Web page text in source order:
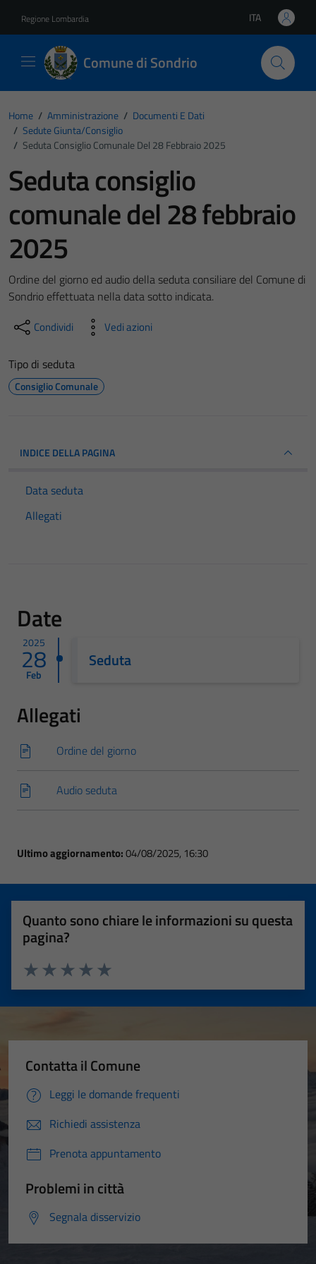
Regione Lombardia Lingua attiva:
ITA
Comune di Sondrio
Home / Amministrazione / Documenti E Dati
/ Sedute Giunta/consiglio
/ Seduta Consiglio Comunale Del 28 Febbraio 2025
Seduta consiglio
comunale del 28 febbraio
2025
Ordine del giorno ed audio della seduta consiliare del Comune di
Sondrio effettuata nella data sotto indicata.
Condividi Vedi azioni
Tipo di seduta
Consiglio Comunale
INDICE DELLA PAGINA
Data seduta
Allegati
Date
2025
28
Feb
Seduta
Allegati
Ordine del giorno
Audio seduta
Ultimo aggiornamento:04/08/2025, 16:30
Quanto sono chiare le informazioni su questa
pagina?
Valuta 5 stelle su 5
Valuta 4 stelle su 5
Valuta 3 stelle su 5
Valuta 2 stelle su 5
Valuta 1 stelle su 5
Contatta il Comune
Leggi le domande frequenti
Richiedi assistenza
Prenota appuntamento
Problemi in città
Segnala disservizio